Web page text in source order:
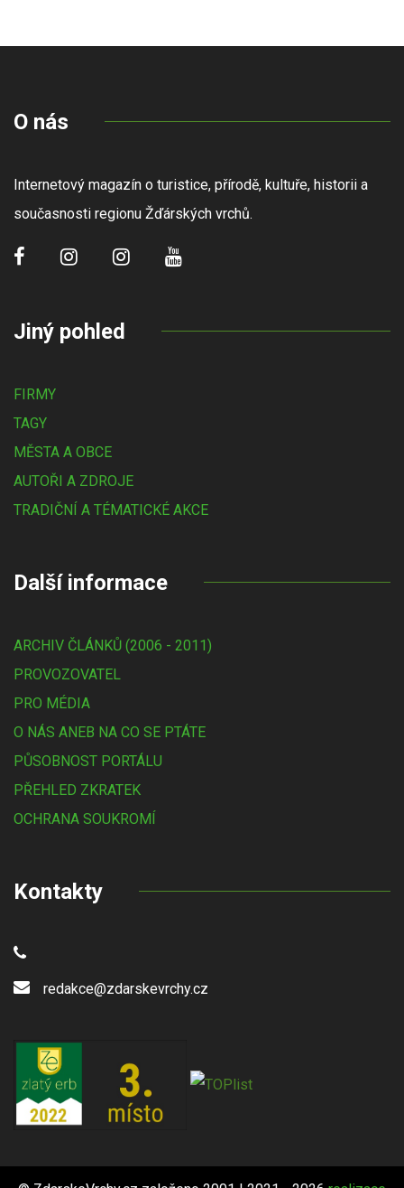
O nás
Internetový magazín o turistice, přírodě, kultuře, historii a
současnosti regionu Žďárských vrchů.
Jiný pohled
FIRMY
TAGY
MĚSTA A OBCE
AUTOŘI A ZDROJE
TRADIČNÍ A TÉMATICKÉ AKCE
Další informace
ARCHIV ČLÁNKŮ (2006 - 2011)
PROVOZOVATEL
PRO MÉDIA
O NÁS ANEB NA CO SE PTÁTE
PŮSOBNOST PORTÁLU
PŘEHLED ZKRATEK
OCHRANA SOUKROMÍ
Kontakty
redakce@zdarskevrchy.cz